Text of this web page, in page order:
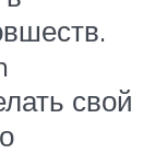
свой